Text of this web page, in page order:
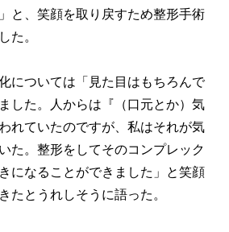
と、笑顔を取り戻すため整形手術
た。
については「見た目はもちろんで
した。人からは『（口元とか）気
れていたのですが、私はそれが気
た。整形をしてそのコンプレック
になることができました」と笑顔
たとうれしそうに語った。